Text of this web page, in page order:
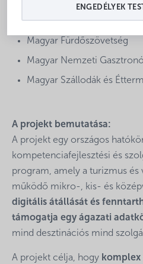
ENGEDÉLYEK
Konzorciumi partnerek:
Magyar Fürdőszövetség
Magyar Nemzeti
Magyar Szállodák és
A projekt bemutatása:
A projekt egy országos
kompetenciafejlesztési és
program, amely a turizmus és
működő mikro-, kis- és
digitális átállását és
támogatja egy ágazati
mind desztinációs mind
A projekt célja, hogy